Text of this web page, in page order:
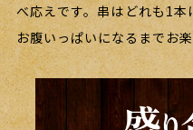
べ応えです。串はどれも1本
お腹いっぱいになるまでお